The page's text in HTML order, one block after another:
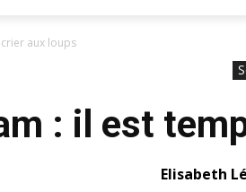
aux loups
: il est
Elisabeth